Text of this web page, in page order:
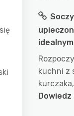
na
kuchni z
Dowiedz